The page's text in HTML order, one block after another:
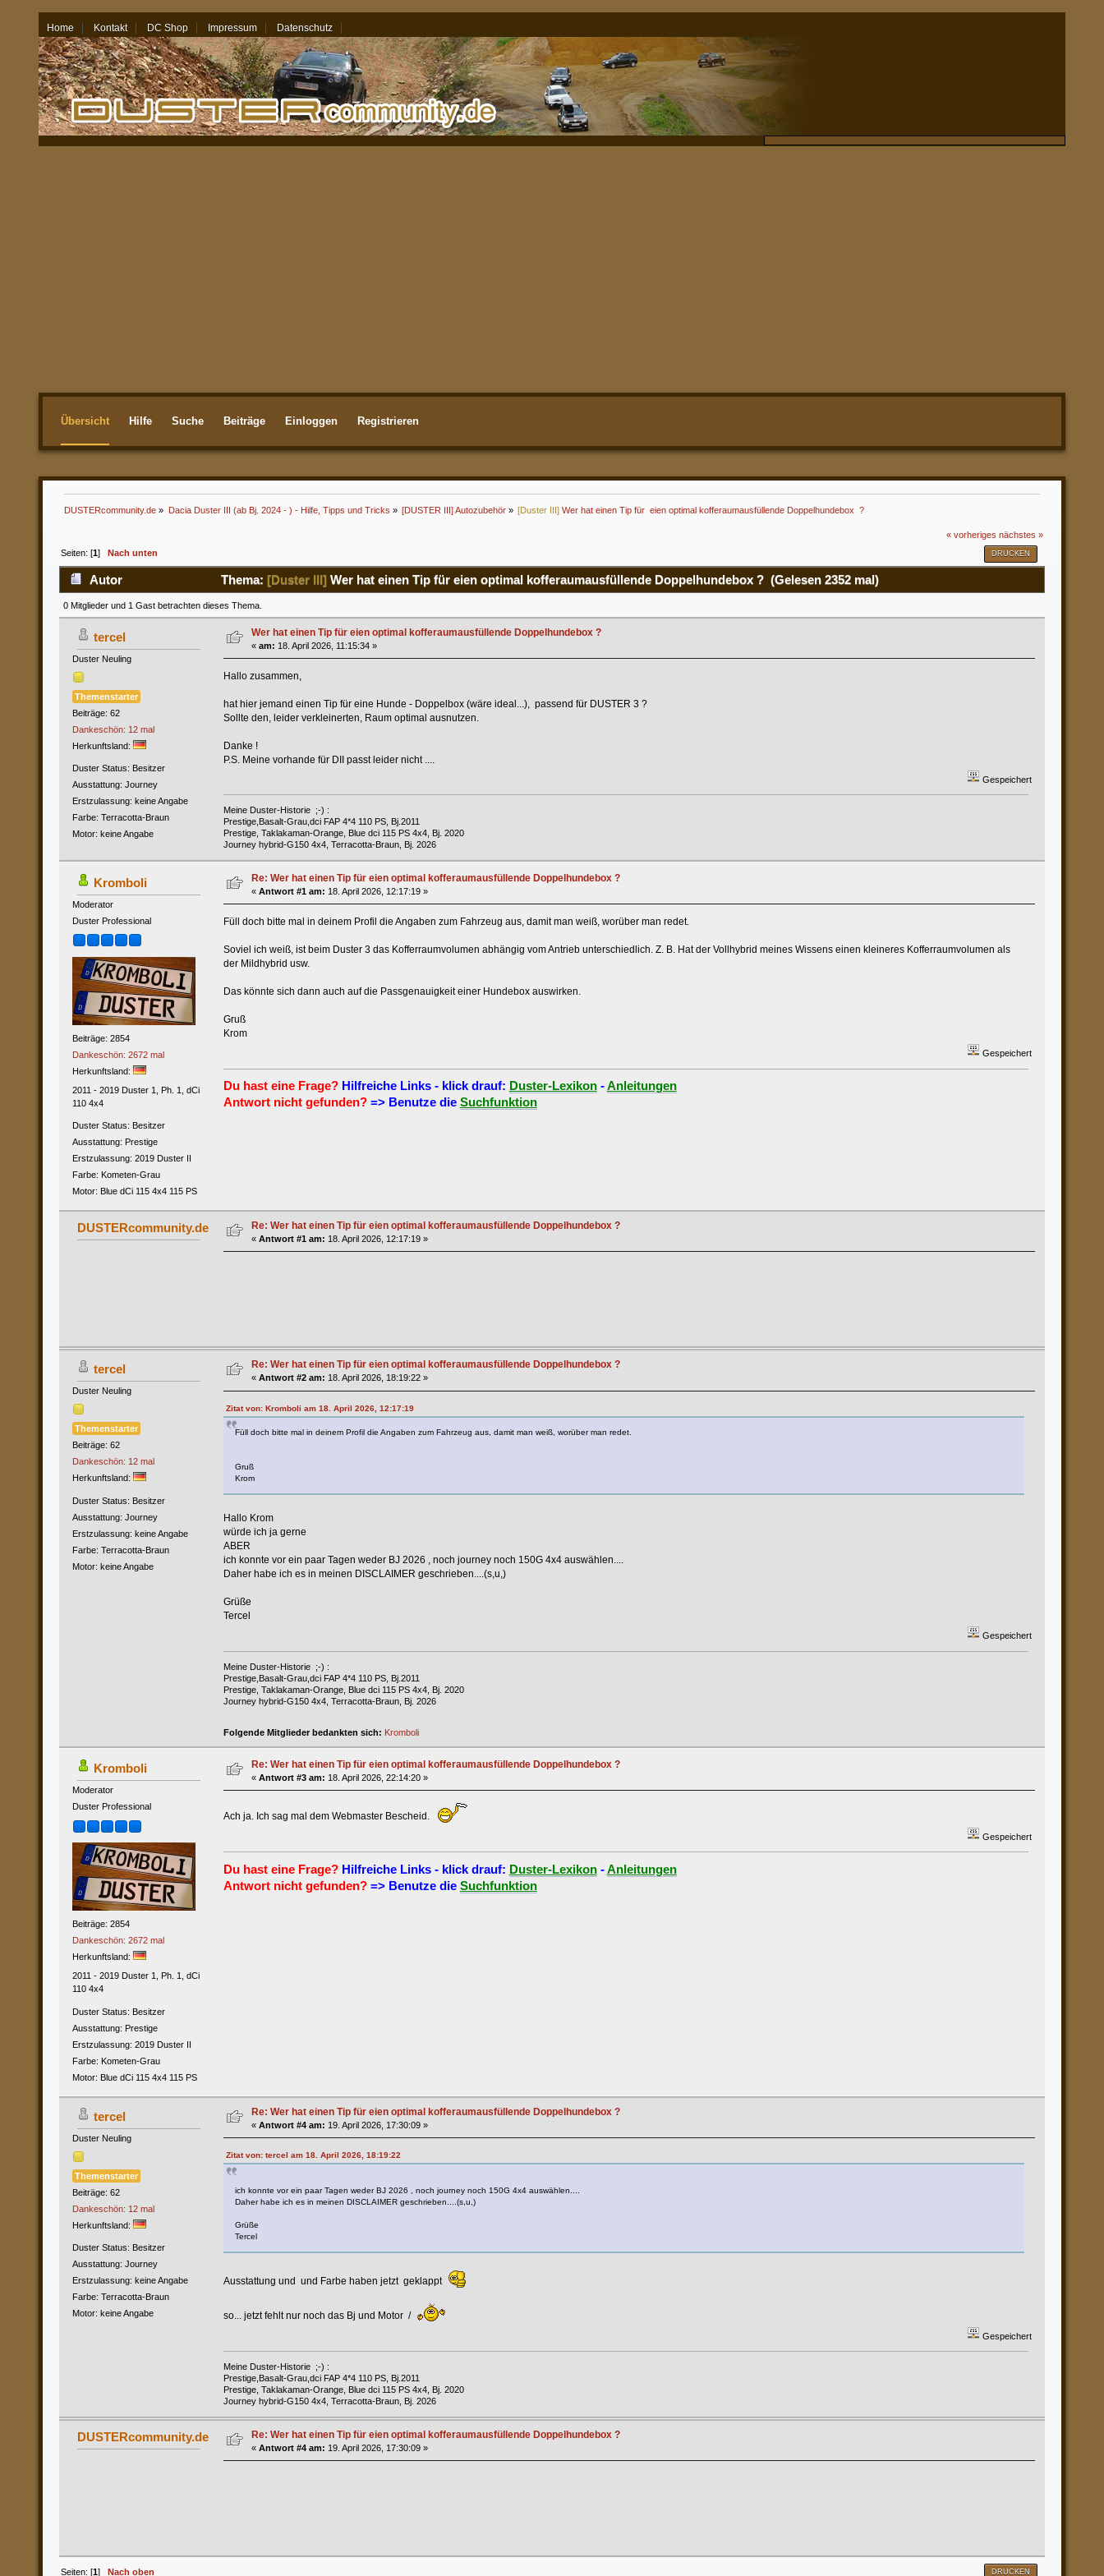
Home Kontakt DC Shop Impressum Datenschutz
07.08.26 - 18:04
Übersicht Hilfe Suche Beiträge Einloggen Registrieren
DUSTERcommunity.de » Dacia Duster III (ab Bj. 2024 - ) - Hilfe, Tipps und Tricks » [DUSTER III] Autozubehör» [Duster III] Wer hat einen Tip für  eien optimal kofferaumausfüllende Doppelhundebox  ?
« vorheriges nächstes »
DRUCKEN
Seiten: [1] Nach unten
Autor Thema: [Duster III]Wer hat einen Tip für eien optimal kofferaumausfüllende Doppelhundebox ? (Gelesen 2352 mal)
0 Mitglieder und 1 Gast betrachten dieses Thema.
tercel
Duster Neuling
Themenstarter
Beiträge: 62
Dankeschön: 12 mal
Herkunftsland:
Duster Status: Besitzer
Ausstattung: Journey
Erstzulassung: keine Angabe
Farbe: Terracotta-Braun
Motor: keine Angabe
Wer hat einen Tip für eien optimal kofferaumausfüllende Doppelhundebox ?
« am: 18. April 2026, 11:15:34 »
Hallo zusammen,
hat hier jemand einen Tip für eine Hunde - Doppelbox (wäre ideal...), passend für DUSTER 3 ?
Sollte den, leider verkleinerten, Raum optimal ausnutzen.
Danke !
P.S. Meine vorhande für DII passt leider nicht ....
Gespeichert
Meine Duster-Historie ;-) :
Prestige,Basalt-Grau,dci FAP 4*4 110 PS, Bj.2011
Prestige, Taklakaman-Orange, Blue dci 115 PS 4x4, Bj. 2020
Journey hybrid-G150 4x4, Terracotta-Braun, Bj. 2026
Kromboli
Moderator
Duster Professional
Beiträge: 2854
Dankeschön: 2672 mal
Herkunftsland:
2011 - 2019 Duster 1, Ph. 1, dCi
110 4x4
Duster Status: Besitzer
Ausstattung: Prestige
Erstzulassung: 2019 Duster II
Farbe: Kometen-Grau
Motor: Blue dCi 115 4x4 115 PS
Re: Wer hat einen Tip für eien optimal kofferaumausfüllende Doppelhundebox ?
« Antwort #1 am: 18. April 2026, 12:17:19 »
Füll doch bitte mal in deinem Profil die Angaben zum Fahrzeug aus, damit man weiß, worüber man redet.
Soviel ich weiß, ist beim Duster 3 das Kofferraumvolumen abhängig vom Antrieb unterschiedlich. Z. B. Hat der Vollhybrid meines Wissens einen kleineres Kofferraumvolumen als
der Mildhybrid usw.
Das könnte sich dann auch auf die Passgenauigkeit einer Hundebox auswirken.
Gruß
Krom
Gespeichert
Du hast eine Frage? Hilfreiche Links - klick drauf: Duster-Lexikon - Anleitungen
Antwort nicht gefunden? => Benutze die Suchfunktion
DUSTERcommunity.de Re: Wer hat einen Tip für eien optimal kofferaumausfüllende Doppelhundebox ?
« Antwort #1 am: 18. April 2026, 12:17:19 »
tercel
Duster Neuling
Themenstarter
Beiträge: 62
Dankeschön: 12 mal
Herkunftsland:
Duster Status: Besitzer
Ausstattung: Journey
Erstzulassung: keine Angabe
Farbe: Terracotta-Braun
Motor: keine Angabe
Re: Wer hat einen Tip für eien optimal kofferaumausfüllende Doppelhundebox ?
« Antwort #2 am: 18. April 2026, 18:19:22 »
Zitat von: Kromboli am 18. April 2026, 12:17:19
Füll doch bitte mal in deinem Profil die Angaben zum Fahrzeug aus, damit man weiß, worüber man redet.
Gruß
Krom
Hallo Krom
würde ich ja gerne
ABER
ich konnte vor ein paar Tagen weder BJ 2026 , noch journey noch 150G 4x4 auswählen....
Daher habe ich es in meinen DISCLAIMER geschrieben....(s,u,)
Grüße
Tercel
Gespeichert
Meine Duster-Historie ;-) :
Prestige,Basalt-Grau,dci FAP 4*4 110 PS, Bj.2011
Prestige, Taklakaman-Orange, Blue dci 115 PS 4x4, Bj. 2020
Journey hybrid-G150 4x4, Terracotta-Braun, Bj. 2026
Folgende Mitglieder bedankten sich: Kromboli
Kromboli
Moderator
Duster Professional
Beiträge: 2854
Dankeschön: 2672 mal
Herkunftsland:
2011 - 2019 Duster 1, Ph. 1, dCi
110 4x4
Duster Status: Besitzer
Ausstattung: Prestige
Erstzulassung: 2019 Duster II
Farbe: Kometen-Grau
Motor: Blue dCi 115 4x4 115 PS
Re: Wer hat einen Tip für eien optimal kofferaumausfüllende Doppelhundebox ?
« Antwort #3 am: 18. April 2026, 22:14:20 »
Ach ja. Ich sag mal dem Webmaster Bescheid.
Gespeichert
Du hast eine Frage? Hilfreiche Links - klick drauf: Duster-Lexikon - Anleitungen
Antwort nicht gefunden? => Benutze die Suchfunktion
tercel
Duster Neuling
Themenstarter
Beiträge: 62
Dankeschön: 12 mal
Herkunftsland:
Duster Status: Besitzer
Ausstattung: Journey
Erstzulassung: keine Angabe
Farbe: Terracotta-Braun
Motor: keine Angabe
Re: Wer hat einen Tip für eien optimal kofferaumausfüllende Doppelhundebox ?
« Antwort #4 am: 19. April 2026, 17:30:09 »
Zitat von: tercel am 18. April 2026, 18:19:22
ich konnte vor ein paar Tagen weder BJ 2026 , noch journey noch 150G 4x4 auswählen....
Daher habe ich es in meinen DISCLAIMER geschrieben....(s,u,)
Grüße
Tercel
Ausstattung und und Farbe haben jetzt geklappt
so... jetzt fehlt nur noch das Bj und Motor /
Gespeichert
Meine Duster-Historie ;-) :
Prestige,Basalt-Grau,dci FAP 4*4 110 PS, Bj.2011
Prestige, Taklakaman-Orange, Blue dci 115 PS 4x4, Bj. 2020
Journey hybrid-G150 4x4, Terracotta-Braun, Bj. 2026
DUSTERcommunity.de Re: Wer hat einen Tip für eien optimal kofferaumausfüllende Doppelhundebox ?
« Antwort #4 am: 19. April 2026, 17:30:09 »
DRUCKEN
Seiten: [1]Nach oben